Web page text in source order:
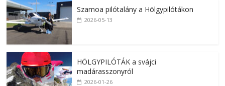
Szamoa pilótalány a Hölgypilótákon
2026-05-13
HÖLGYPILÓTÁK a svájci
madárasszonyról
2026-01-26